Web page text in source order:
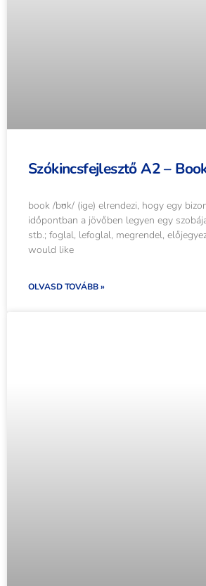
Szókincsfejlesztő A2 –
book /bʊk/ (ige) elrendezi, hogy egy
időpontban a jövőben legyen egy
stb.; foglal, lefoglal, megrendel,
would like
OLVASD TOVÁBB »